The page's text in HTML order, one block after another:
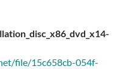
file/15c658cb-054f-